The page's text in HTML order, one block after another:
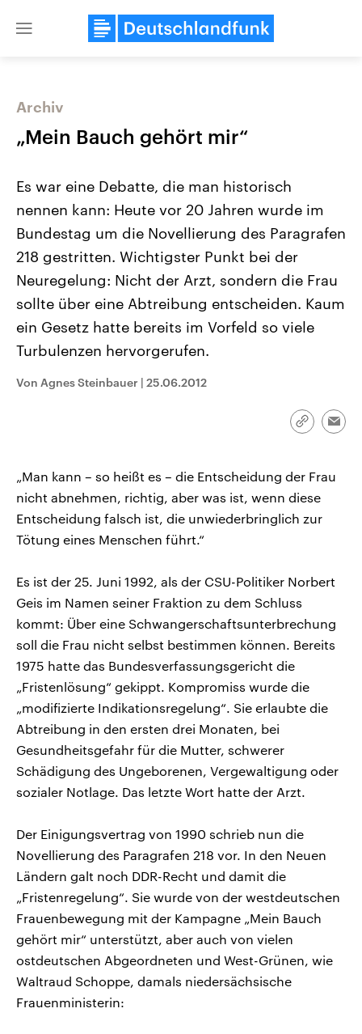
Close
Landtagswahl Sachsen-Anhalt
2026
Alle Informationen
Sachsen-Anhalt wählt am 6.
September 2026 einen neuen
Landtag. Seit 2021 wird das
Bundesland von einer Koalition aus
Umfragen, Prognosen,
USA
Aktuelle Beiträge,
Hintergründe
Wirtschaftlich und
gehören die Vereinigten
Archiv
„Mein Bauch gehört mir“
Es war eine Debatte, die man historisch
nennen kann: Heute vor 20 Jahren wurde im
Bundestag um die Novellierung des Paragrafen
218 gestritten. Wichtigster Punkt bei der
Neuregelung: Nicht der Arzt, sondern die Frau
sollte über eine Abtreibung entscheiden. Kaum
ein Gesetz hatte bereits im Vorfeld so viele
Turbulenzen hervorgerufen.
Von Agnes Steinbauer | 25.06.2012
Link
„Man kann – so heißt es – die Entscheidung der Frau
nicht abnehmen, richtig, aber was ist, wenn diese
Entscheidung falsch ist, die unwiederbringlich zur
Tötung eines Menschen führt.“
Es ist der 25. Juni 1992, als der CSU-Politiker Norbert
Geis im Namen seiner Fraktion zu dem Schluss
kommt: Über eine Schwangerschaftsunterbrechung
soll die Frau nicht selbst bestimmen können. Bereits
1975 hatte das Bundesverfassungsgericht die
„Fristenlösung“ gekippt. Kompromiss wurde die
„modifizierte Indikationsregelung“. Sie erlaubte die
Abtreibung in den ersten drei Monaten, bei
Gesundheitsgefahr für die Mutter, schwerer
Schädigung des Ungeborenen, Vergewaltigung oder
sozialer Notlage. Das letzte Wort hatte der Arzt.
Der Einigungsvertrag von 1990 schrieb nun die
Novellierung des Paragrafen 218 vor. In den Neuen
Ländern galt noch DDR-Recht und damit die
„Fristenregelung“. Sie wurde von der westdeutschen
Frauenbewegung mit der Kampagne „Mein Bauch
gehört mir“ unterstützt, aber auch von vielen
ostdeutschen Abgeordneten und West-Grünen, wie
Waltraud Schoppe, damals niedersächsische
Frauenministerin: